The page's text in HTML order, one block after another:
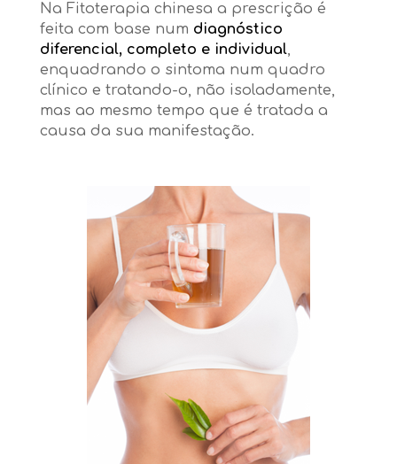
Na Fitoterapia chinesa a prescrição é
feita com base num diagnóstico
diferencial, completo e individual,
enquadrando o sintoma num quadro
clínico e tratando-o, não isoladamente,
mas ao mesmo tempo que é tratada a
causa da sua manifestação.